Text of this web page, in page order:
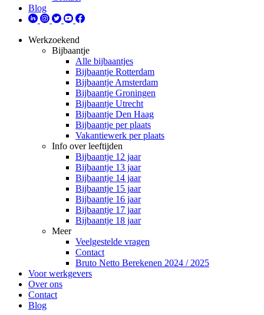
Blog
Werkzoekend
Bijbaantje
Alle bijbaantjes
Bijbaantje Rotterdam
Bijbaantje Amsterdam
Bijbaantje Groningen
Bijbaantje Utrecht
Bijbaantje Den Haag
Bijbaantje per plaats
Vakantiewerk per plaats
Info over leeftijden
Bijbaantje 12 jaar
Bijbaantje 13 jaar
Bijbaantje 14 jaar
Bijbaantje 15 jaar
Bijbaantje 16 jaar
Bijbaantje 17 jaar
Bijbaantje 18 jaar
Meer
Veelgestelde vragen
Contact
Bruto Netto Berekenen 2024 / 2025
Voor werkgevers
Over ons
Contact
Blog